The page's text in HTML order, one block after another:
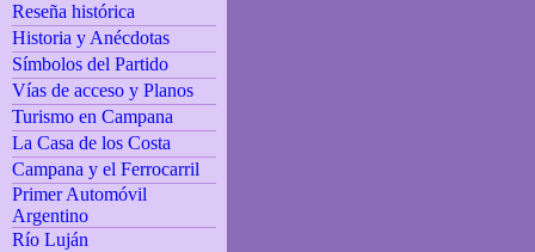
Reseña histórica
Historia y Anécdotas
Símbolos del Partido
Vías de acceso y Planos
Turismo en Campana
La Casa de los Costa
Campana y el Ferrocarril
Primer Automóvil
Argentino
Río Luján